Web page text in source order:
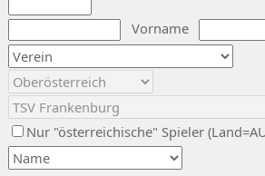
Vorname
Nur "österreichische" Spieler